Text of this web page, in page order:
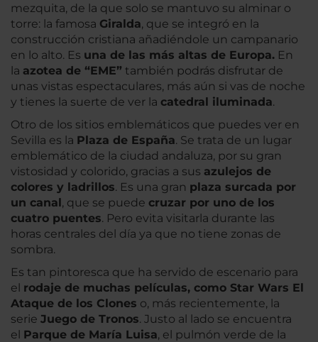
mezquita, de la que solo se mantuvo su alminar o
torre: la famosa Giralda, que se integró en la
construcción cristiana añadiéndole un campanario
en lo alto. Es una de las más altas de Europa. En
la azotea de “EME” también podrás disfrutar de
unas vistas espectaculares, más aún si vas de noche
y tienes la suerte de ver la catedral iluminada.
Otro de los sitios emblemáticos que puedes ver en
Sevilla es la Plaza de España. Se trata de un lugar
emblemático de la ciudad andaluza, por su gran
vistosidad y colorido, gracias a sus azulejos de
colores y ladrillos. Es una gran plaza surcada por
un canal, que se puede cruzar por uno de los
cuatro puentes. Pero evita visitarla durante las
horas centrales del día ya que no tiene zonas de
sombra.
Es tan pintoresca que ha servido de escenario para
el rodaje de muchas películas, como Star Wars El
Ataque de los Clones o, más recientemente, la
serie Juego de Tronos. Justo al lado se encuentra
el Parque de María Luisa, el pulmón verde de la